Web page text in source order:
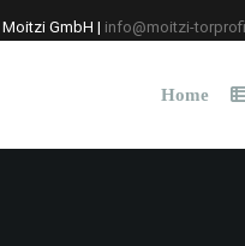
Moitzi GmbH | info@moitzi-
Home